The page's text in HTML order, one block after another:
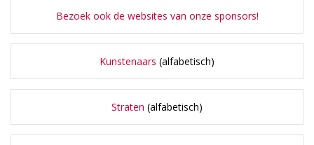
Bezoek ook de websites van onze sponsors!
Kunstenaars (alfabetisch)
Straten (alfabetisch)